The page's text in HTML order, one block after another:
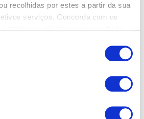
recolhidas por estes a partir da sua
serviços. Concorda com os